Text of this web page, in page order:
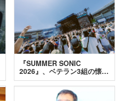
『SUMMER SONIC
2026』、ベテラン3組の懐…